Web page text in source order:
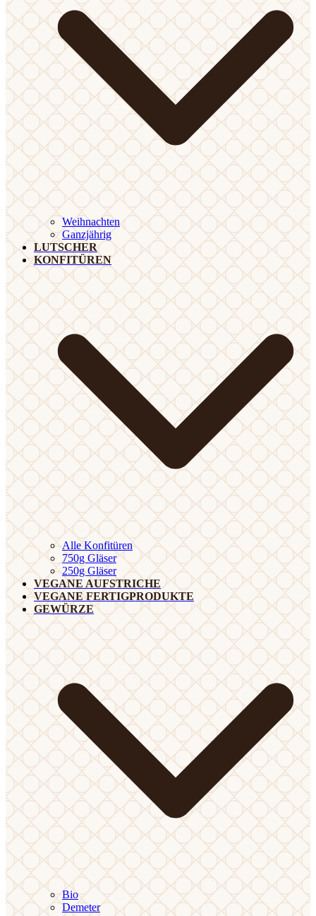
Weihnachten
Ganzjährig
LUTSCHER
KONFITÜREN
Alle Konfitüren
750g Gläser
250g Gläser
VEGANE AUFSTRICHE
VEGANE FERTIGPRODUKTE
GEWÜRZE
Bio
Demeter